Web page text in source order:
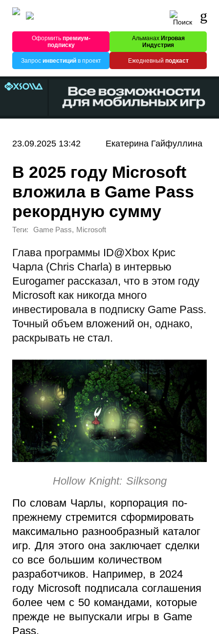
Оформитьпремиум-
подписку
Альманах Игровая
Индустрия
Запрос инвестицийв проект Ежедневный подкаст
23.09.2025 13:42 Екатерина Гайфуллина
В 2025 году Microsoft
вложила в Game Pass
рекордную сумму
Теги: Game Pass, Microsoft
Глава программы ID@Xbox Крис
Чарла (Chris Charla) в интервью
Eurogamer рассказал, что в этом году
Microsoft как никогда много
инвестировала в подписку Game Pass.
Точный объем вложений он, однако,
раскрывать не стал.
Hollow Knight: Silksong
По словам Чарлы, корпорация по-
прежнему стремится сформировать
максимально разнообразный каталог
игр. Для этого она заключает сделки
со все большим количеством
разработчиков. Например, в 2024
году Microsoft подписала соглашения
более чем с 50 командами, которые
прежде не выпускали игры в Game
Pass.